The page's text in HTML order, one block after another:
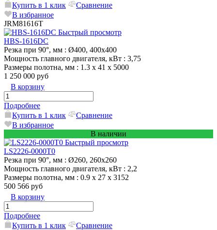
Купить в 1 клик
Сравнение
В избранное
JRM81616T
Быстрый просмотр
HBS-1616DC
Резка при 90°, мм : Ø400, 400х400
Мощность главного двигателя, кВт : 3,75
Размеры полотна, мм : 1.3 x 41 x 5000
1 250 000 руб
В корзину
Подробнее
Купить в 1 клик
Сравнение
В избранное
В наличии
Быстрый просмотр
LS2226-0000T0
Резка при 90°, мм : Ø260, 260х260
Мощность главного двигателя, кВт : 2,2
Размеры полотна, мм : 0.9 х 27 х 3152
500 566 руб
В корзину
Подробнее
Купить в 1 клик
Сравнение